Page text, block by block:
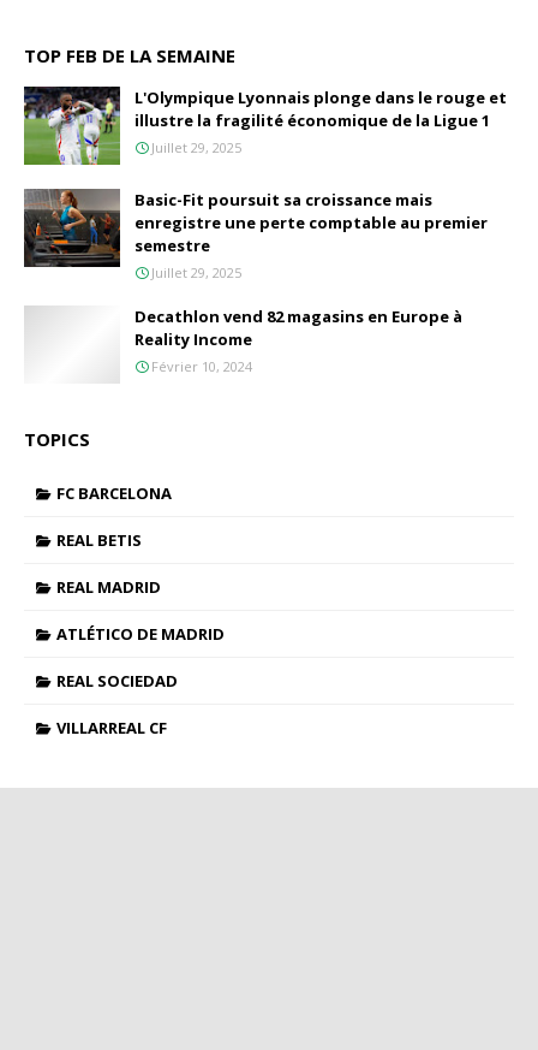
TOP FEB DE LA SEMAINE
L'Olympique Lyonnais plonge dans le rouge et
illustre la fragilité économique de la Ligue 1
Juillet 29, 2025
Basic-Fit poursuit sa croissance mais
enregistre une perte comptable au premier
semestre
Juillet 29, 2025
Decathlon vend 82 magasins en Europe à
Reality Income
Février 10, 2024
TOPICS
FC BARCELONA
REAL BETIS
REAL MADRID
ATLÉTICO DE MADRID
REAL SOCIEDAD
VILLARREAL CF